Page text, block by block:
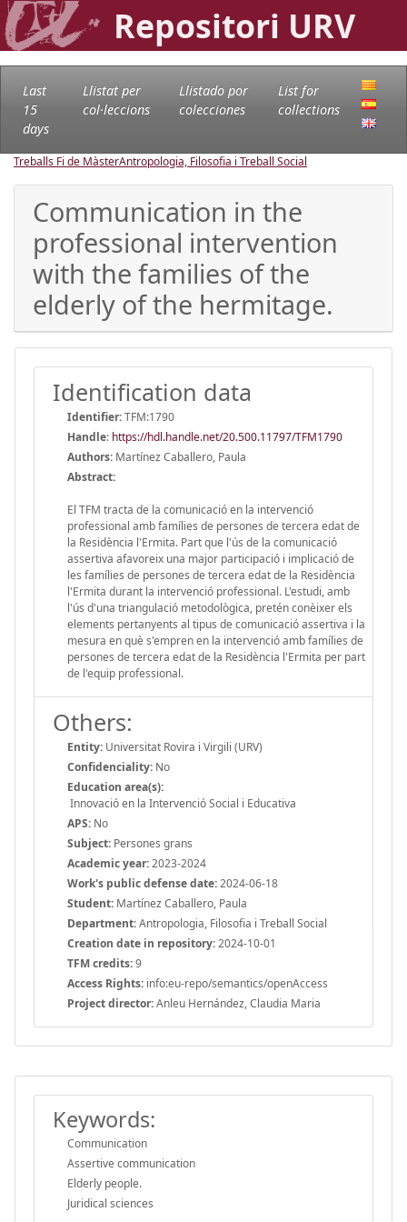
Repositori URV
Last
15
days
Llistat per
col·leccions
Llistado por
colecciones
List for
collections
Treballs Fi de MàsterAntropologia, Filosofia i Treball Social
Communication in the
professional intervention
with the families of the
elderly of the hermitage.
Identification data
Identifier:TFM:1790
Handle: https://hdl.handle.net/20.500.11797/TFM1790
Authors: Martínez Caballero, Paula
Abstract:
El TFM tracta de la comunicació en la intervenció
professional amb famílies de persones de tercera edat de
la Residència l'Ermita. Part que l'ús de la comunicació
assertiva afavoreix una major participació i implicació de
les famílies de persones de tercera edat de la Residència
l'Ermita durant la intervenció professional. L'estudi, amb
l'ús d'una triangulació metodològica, pretén conèixer els
elements pertanyents al tipus de comunicació assertiva i la
mesura en què s'empren en la intervenció amb famílies de
persones de tercera edat de la Residència l'Ermita per part
de l'equip professional.
Others:
Entity: Universitat Rovira i Virgili (URV)
Confidenciality: No
Education area(s):
Innovació en la Intervenció Social i Educativa
APS: No
Subject: Persones grans
Academic year:2023-2024
Work's public defense date:2024-06-18
Student: Martínez Caballero, Paula
Department:Antropologia, Filosofia i Treball Social
Creation date in repository:2024-10-01
TFM credits:9
Access Rights: info:eu-repo/semantics/openAccess
Project director:Anleu Hernández, Claudia Maria
Keywords:
Communication
Assertive communication
Elderly people.
Juridical sciences